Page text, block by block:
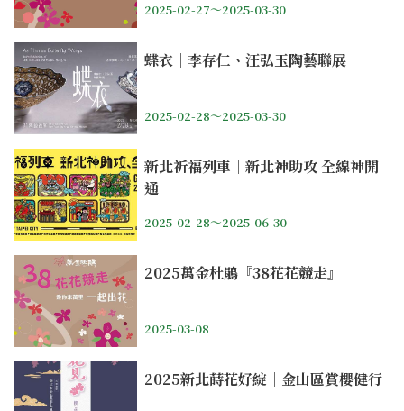
2025-02-27～2025-03-30
蝶衣｜李存仁、汪弘玉陶藝聯展
2025-02-28～2025-03-30
新北祈福列車｜新北神助攻 全線神開
通
2025-02-28～2025-06-30
2025萬金杜鵑『38花花競走』
2025-03-08
2025新北蒔花好綻｜金山區賞櫻健行